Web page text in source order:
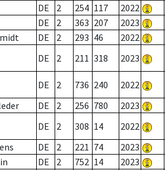
DE 2 254 117 2022
DE 2 363 207 2023
DE 2 293 46 2022
DE 2 211 318 2023
DE 2 736 240 2022
DE 2 256 780 2023
DE 2 308 14 2022
DE 2 221 74 2023
DE 2 752 14 2023